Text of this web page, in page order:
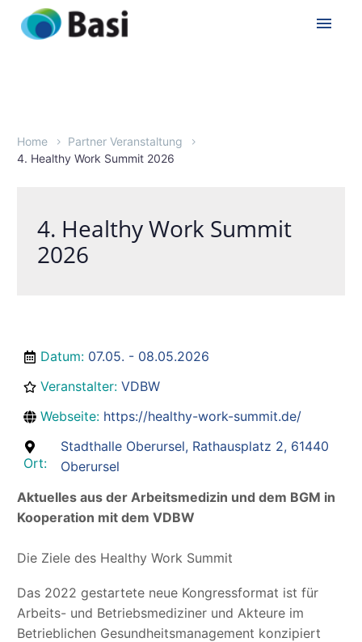
Home
Partner Veranstaltung
4. Healthy Work Summit 2026
4. Healthy Work Summit
2026
Datum: 07.05. - 08.05.2026
Veranstalter: VDBW
Webseite: https://healthy-work-summit.de/
Ort:
Stadthalle Oberursel, Rathausplatz 2, 61440
Oberursel
Aktuelles aus der Arbeitsmedizin und dem BGM in
Kooperation mit dem VDBW
Die Ziele des Healthy Work Summit
Das 2022 gestartete neue Kongressformat ist für
Arbeits- und Betriebsmediziner und Akteure im
Betrieblichen Gesundheitsmanagement konzipiert